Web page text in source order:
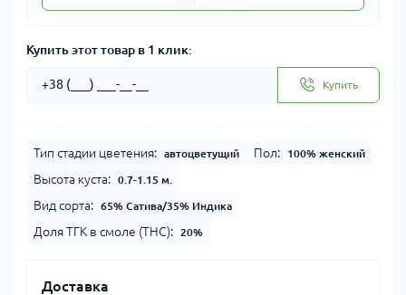
Купить этот товар в 1 клик:
Купить
Тип стадии цветения: автоцветущий Пол: 100% женский
Высота куста: 0.7-1.15 м.
Вид сорта: 65% Сатива/35% Индика
Доля ТГК в смоле (THC): 20%
Доставка